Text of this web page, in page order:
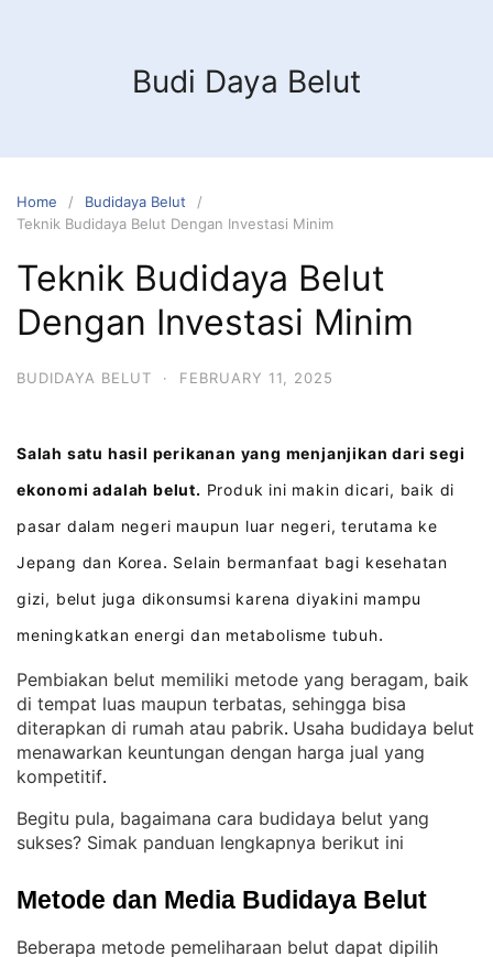
Budi Daya Belut
Home
Budidaya Belut
Teknik Budidaya Belut Dengan Investasi Minim
Teknik Budidaya Belut
Dengan Investasi Minim
BUDIDAYA BELUT · FEBRUARY 11, 2025
Salah satu hasil perikanan yang menjanjikan dari segi
ekonomi adalah belut. Produk ini makin dicari, baik di
pasar dalam negeri maupun luar negeri, terutama ke
Jepang dan Korea. Selain bermanfaat bagi kesehatan
gizi, belut juga dikonsumsi karena diyakini mampu
meningkatkan energi dan metabolisme tubuh.
Pembiakan belut memiliki metode yang beragam, baik
di tempat luas maupun terbatas, sehingga bisa
diterapkan di rumah atau pabrik. Usaha budidaya belut
menawarkan keuntungan dengan harga jual yang
kompetitif.
Begitu pula, bagaimana cara budidaya belut yang
sukses? Simak panduan lengkapnya berikut ini
Metode dan Media Budidaya Belut
Beberapa metode pemeliharaan belut dapat dipilih